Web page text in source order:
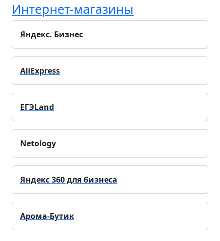
Интернет-магазины
Яндекс. Бизнес
AliExpress
ЕГЭLand
Netology
Яндекс 360 для бизнеса
Арома-Бутик